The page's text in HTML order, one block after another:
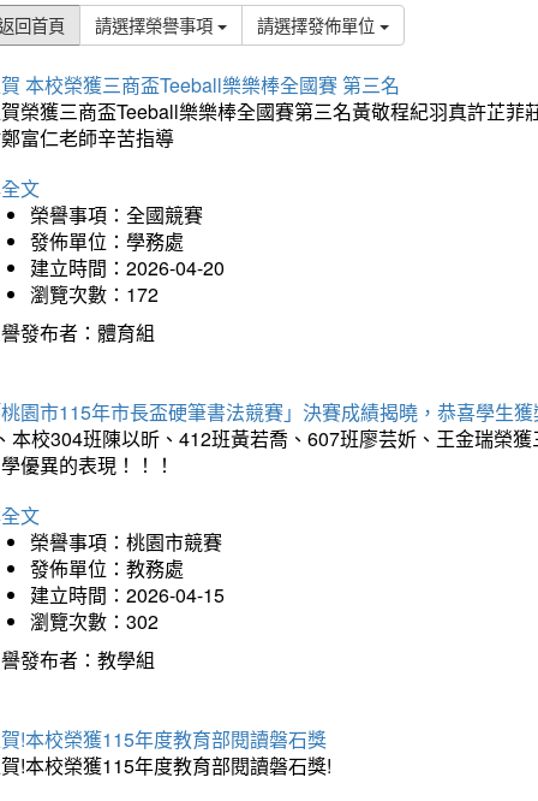
回首頁 請選擇榮譽事項 請選擇發佈單位
本校榮獲三商盃Teeball樂樂棒全國賽 第三名
榮獲三商盃Teeball樂樂棒全國賽第三名黃敬程紀羽真許芷
富仁老師辛苦指導
文
榮譽事項：全國競賽
發佈單位：學務處
建立時間：2026-04-20
瀏覽次數：172
發布者：體育組
園市115年市長盃硬筆書法競賽」決賽成績揭曉，恭喜學生
本校304班陳以昕、412班黃若喬、607班廖芸妡、王金瑞榮
優異的表現！！！
文
榮譽事項：桃園市競賽
發佈單位：教務處
建立時間：2026-04-15
瀏覽次數：302
發布者：教學組
!本校榮獲115年度教育部閱讀磐石獎
!本校榮獲115年度教育部閱讀磐石獎!